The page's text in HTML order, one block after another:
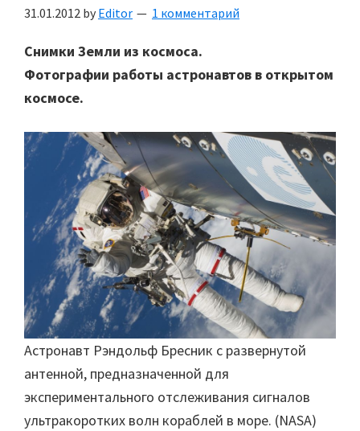
31.01.2012 by Editor 1 комментарий
Снимки Земли из космоса.
Фотографии работы астронавтов в открытом
космосе.
Астронавт Рэндольф Бресник с развернутой
антенной, предназначенной для
экспериментального отслеживания сигналов
ультракоротких волн кораблей в море. (NASA)